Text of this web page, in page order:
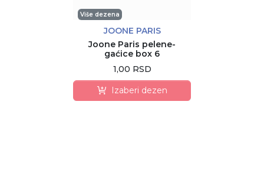
Više dezena
JOONE PARIS
Joone Paris pelene-
gaćice box 6
1,00 RSD
Izaberi dezen